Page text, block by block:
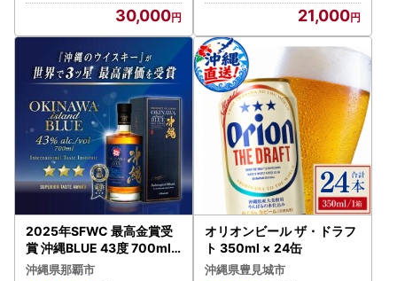
30,000 21,000
2025年SFWC 最高金賞受
賞 沖縄BLUE 43度 700ml
｜久米仙 沖縄BLUE 酒
沖縄県那覇市
オリオンビール ザ・ドラフ
ト 350ml × 24缶
沖縄県豊見城市